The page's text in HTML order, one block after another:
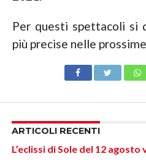
Per questi spettacoli si
più precise nelle
ARTICOLI RECENTI
L’eclissi di Sole del 12